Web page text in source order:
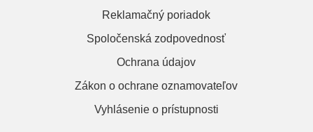
Reklamačný poriadok
Spoločenská zodpovednosť
Ochrana údajov
Zákon o ochrane oznamovateľov
Vyhlásenie o prístupnosti